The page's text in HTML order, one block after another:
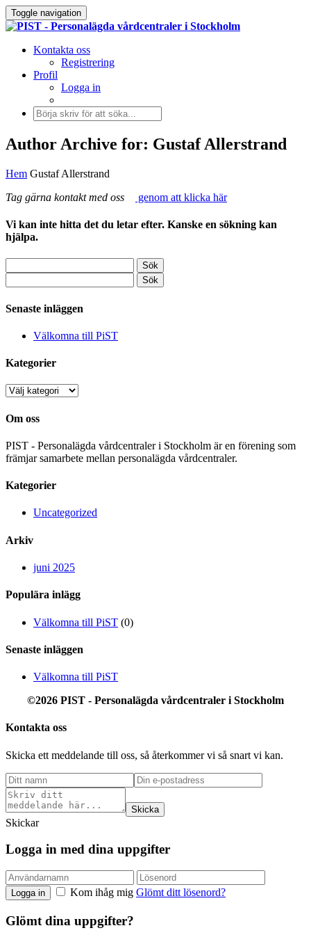
Toggle navigation
Kontakta oss
Registrering
Profil
Logga in
Author Archive for: Gustaf Allerstrand
Hem Gustaf Allerstrand
Tag gärna kontakt med oss
genom att klicka här
Vi kan inte hitta det du letar efter. Kanske en sökning kan
hjälpa.
Senaste inläggen
Välkomna till PiST
Kategorier
Kategorier
Om oss
PIST - Personalägda vårdcentraler i Stockholm är en förening som
främjar samarbete mellan personalägda vårdcentraler.
Kategorier
Uncategorized
Arkiv
juni 2025
Populära inlägg
Välkomna till PiST (0)
Senaste inläggen
Välkomna till PiST
©2026 PIST - Personalägda vårdcentraler i Stockholm
Kontakta oss
Skicka ett meddelande till oss, så återkommer vi så snart vi kan.
Skicka
Skickar
Logga in med dina uppgifter
Logga in Kom ihåg mig Glömt ditt lösenord?
Glömt dina uppgifter?